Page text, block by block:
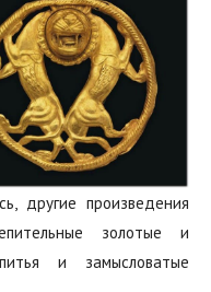
другие произведения
золотые и
и замысловатые